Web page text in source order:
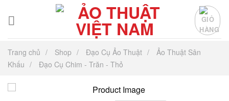
đến
Trang chủ Shop Đạo Cụ Ảo Thuật
Ảo Thuật Sân
Khấu
Đạo Cụ Chim - Trăn - Thỏ